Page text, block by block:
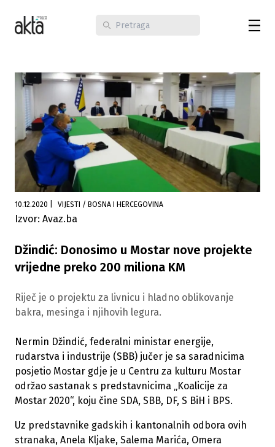
10.12.2020 VIJESTI / BOSNA I HERCEGOVINA
Izvor: Avaz.ba
Džindić: Donosimo u Mostar nove projekte
vrijedne preko 200 miliona KM
Riječ je o projektu za livnicu i hladno oblikovanje
bakra, mesinga i njihovih legura.
Nermin Džindić, federalni ministar energije,
rudarstva i industrije (SBB) jučer je sa saradnicima
posjetio Mostar gdje je u Centru za kulturu Mostar
održao sastanak s predstavnicima „Koalicije za
Mostar 2020“, koju čine SDA, SBB, DF, S BiH i BPS.
Uz predstavnike gadskih i kantonalnih odbora ovih
stranaka, Anela Kljake, Salema Marića, Omera